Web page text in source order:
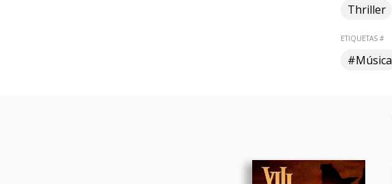
Thriller
ETIQUETAS #
#Música